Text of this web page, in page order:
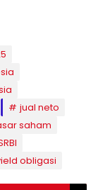
jual neto
saham
obligasi